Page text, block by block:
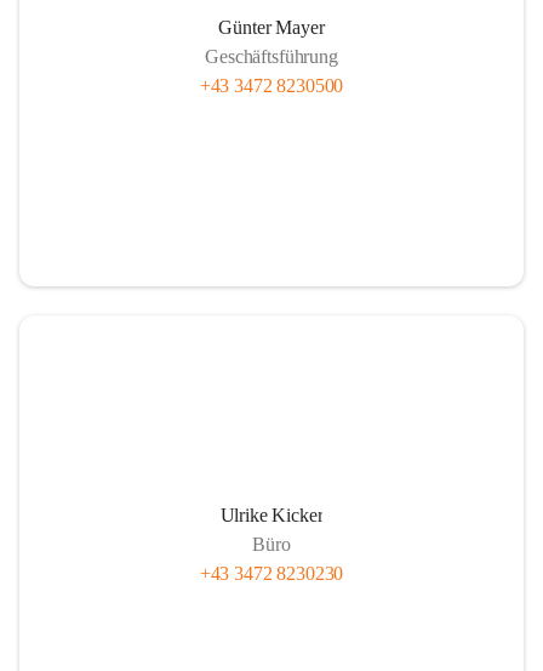
Günter Mayer
Geschäftsführung
+43 3472 8230500
Ulrike Kicker
Büro
+43 3472 8230230